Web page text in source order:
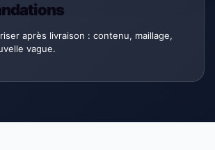
après livraison : contenu, maillage,
vague.